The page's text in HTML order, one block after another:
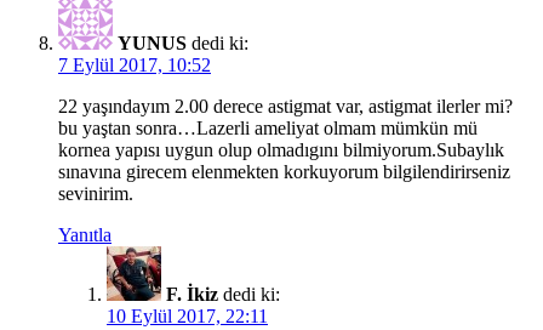
YUNUS dedi ki:
7 Eylül 2017, 10:52
22 yaşındayım 2.00 derece astigmat var, astigmat ilerler mi?
bu yaştan sonra…Lazerli ameliyat olmam mümkün mü
kornea yapısı uygun olup olmadıgını bilmiyorum.Subaylık
sınavına girecem elenmekten korkuyorum bilgilendirirseniz
sevinirim.
Yanıtla
F. İkiz dedi ki:
10 Eylül 2017, 22:11